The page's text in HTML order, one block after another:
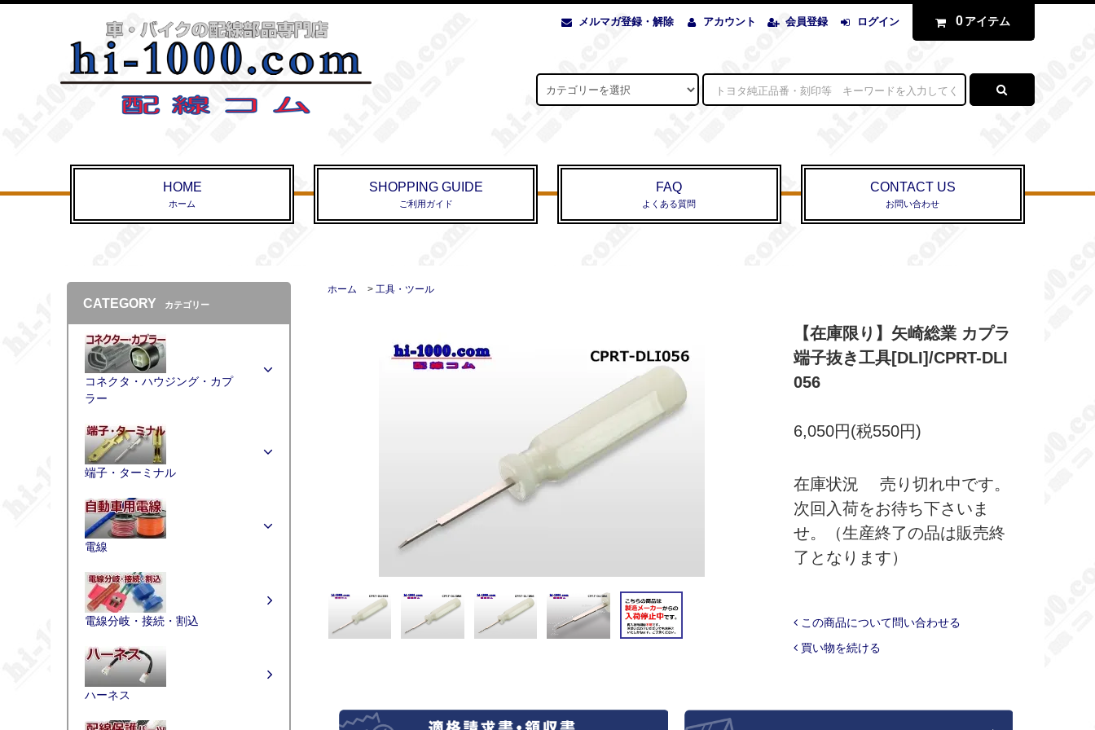
メルマガ登録・解除 アカウント 会員登録 ログイン 0 アイテム
HOME
ホーム
SHOPPING GUIDE
ご利用ガイド
FAQ
よくある質問
CONTACT US
お問い合わせ
ホーム > 工具・ツール
【在庫限り】矢崎総業 カプラ
端子抜き工具[DLI]/CPRT-DLI
056
6,050円(税550円)
在庫状況 売り切れ中です。
次回入荷をお待ち下さいま
せ。（生産終了の品は販売終
了となります）
この商品について問い合わせる
買い物を続ける
CATEGORY カテゴリー
コネクタ・ハウジング・カプ
ラー
端子・ターミナル
電線
電線分岐・接続・割込
ハーネス